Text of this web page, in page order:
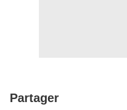
Partager